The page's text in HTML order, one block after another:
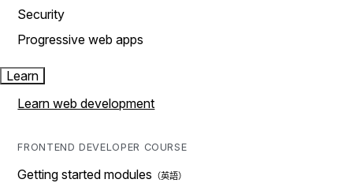
Security
Progressive web apps
Learn
Learn web development
FRONTEND DEVELOPER COURSE
Getting started modules